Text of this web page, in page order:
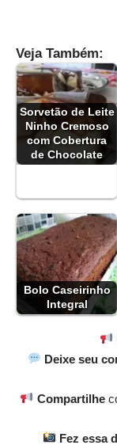
Veja Também:
Sorvetão de Leite
Ninho Cremoso
com Cobertura
de Chocolate
Bolo Caseirinho
Integral
Deixe seu
Compartilhe
Fez essa